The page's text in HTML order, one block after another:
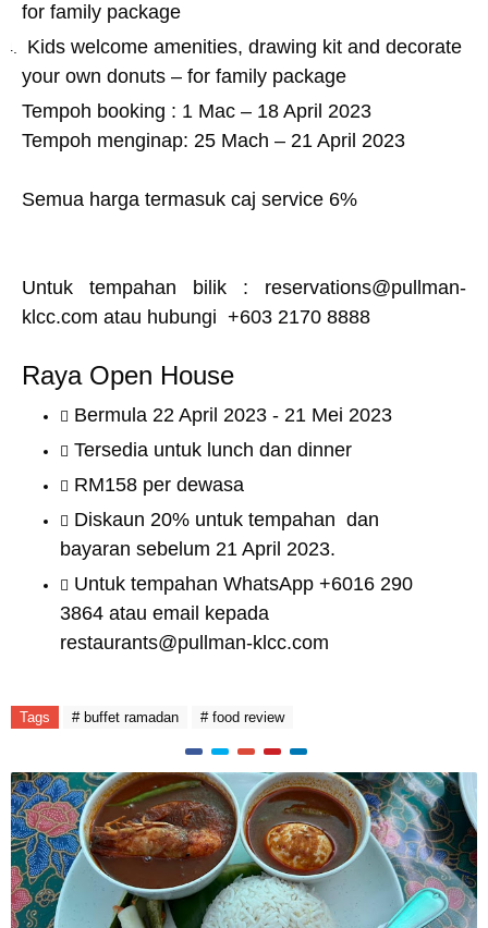
for family package
Kids welcome amenities, drawing kit and decorate
your own donuts – for family package
Tempoh booking : 1 Mac – 18 April 2023
Tempoh menginap: 25 Mach – 21 April 2023
Semua harga termasuk caj service 6%
Untuk tempahan bilik : reservations@pullman-
klcc.com atau hubungi +603 2170 8888
Raya Open House
Bermula 22 April 2023 - 21 Mei 2023
Tersedia untuk lunch dan dinner
RM158 per dewasa
Diskaun 20% untuk tempahan dan
bayaran sebelum 21 April 2023.
Untuk tempahan WhatsApp +6016 290
3864 atau email kepada
restaurants@pullman-klcc.com
Tags # buffet ramadan # food review